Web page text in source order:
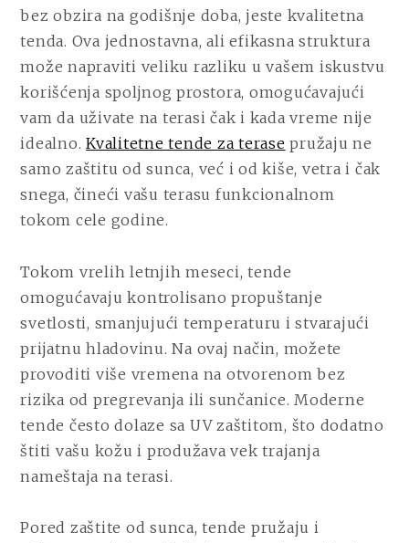
bez obzira na godišnje doba, jeste kvalitetna
tenda. Ova jednostavna, ali efikasna struktura
može napraviti veliku razliku u vašem iskustvu
korišćenja spoljnog prostora, omogućavajući
vam da uživate na terasi čak i kada vreme nije
idealno.Kvalitetne tende za terase pružaju ne
samo zaštitu od sunca, već i od kiše, vetra i čak
snega, čineći vašu terasu funkcionalnom
tokom cele godine.
Tokom vrelih letnjih meseci, tende
omogućavaju kontrolisano propuštanje
svetlosti, smanjujući temperaturu i stvarajući
prijatnu hladovinu. Na ovaj način, možete
provoditi više vremena na otvorenom bez
rizika od pregrevanja ili sunčanice. Moderne
tende često dolaze sa UV zaštitom, što dodatno
štiti vašu kožu i produžava vek trajanja
nameštaja na terasi.
Pored zaštite od sunca, tende pružaju i